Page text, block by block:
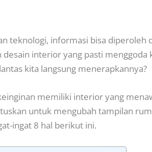
teknologi, informasi bisa diperoleh
desain interior yang pasti
kita langsung menerapkannya?
memiliki interior yang
untuk mengubah tampilan
ingat 8 hal berikut ini.